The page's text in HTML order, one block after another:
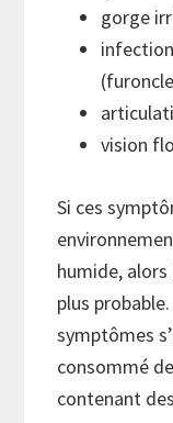
gorge
vision
Si ces
humide,
plus
symptômes
consommé
contenant